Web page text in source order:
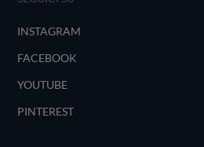
INSTAGRAM
FACEBOOK
YOUTUBE
PINTEREST